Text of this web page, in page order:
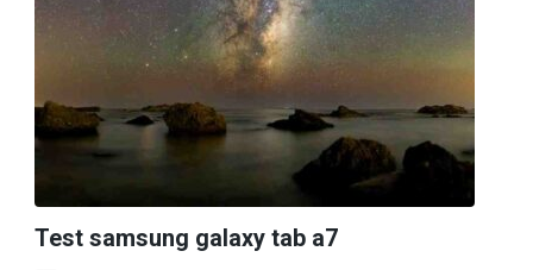
Test samsung galaxy tab a7